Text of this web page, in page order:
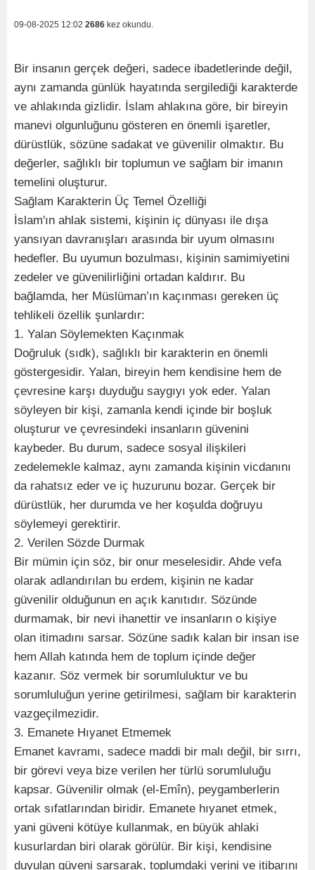
09-08-2025 12:02 2686 kez okundu.
Bir insanın gerçek değeri, sadece ibadetlerinde değil,
aynı zamanda günlük hayatında sergilediği karakterde
ve ahlakında gizlidir. İslam ahlakına göre, bir bireyin
manevi olgunluğunu gösteren en önemli işaretler,
dürüstlük, sözüne sadakat ve güvenilir olmaktır. Bu
değerler, sağlıklı bir toplumun ve sağlam bir imanın
temelini oluşturur.
Sağlam Karakterin Üç Temel Özelliği
İslam'ın ahlak sistemi, kişinin iç dünyası ile dışa
yansıyan davranışları arasında bir uyum olmasını
hedefler. Bu uyumun bozulması, kişinin samimiyetini
zedeler ve güvenilirliğini ortadan kaldırır. Bu
bağlamda, her Müslüman’ın kaçınması gereken üç
tehlikeli özellik şunlardır:
1. Yalan Söylemekten Kaçınmak
Doğruluk (sıdk), sağlıklı bir karakterin en önemli
göstergesidir. Yalan, bireyin hem kendisine hem de
çevresine karşı duyduğu saygıyı yok eder. Yalan
söyleyen bir kişi, zamanla kendi içinde bir boşluk
oluşturur ve çevresindeki insanların güvenini
kaybeder. Bu durum, sadece sosyal ilişkileri
zedelemekle kalmaz, aynı zamanda kişinin vicdanını
da rahatsız eder ve iç huzurunu bozar. Gerçek bir
dürüstlük, her durumda ve her koşulda doğruyu
söylemeyi gerektirir.
2. Verilen Sözde Durmak
Bir mümin için söz, bir onur meselesidir. Ahde vefa
olarak adlandırılan bu erdem, kişinin ne kadar
güvenilir olduğunun en açık kanıtıdır. Sözünde
durmamak, bir nevi ihanettir ve insanların o kişiye
olan itimadını sarsar. Sözüne sadık kalan bir insan ise
hem Allah katında hem de toplum içinde değer
kazanır. Söz vermek bir sorumluluktur ve bu
sorumluluğun yerine getirilmesi, sağlam bir karakterin
vazgeçilmezidir.
3. Emanete Hıyanet Etmemek
Emanet kavramı, sadece maddi bir malı değil, bir sırrı,
bir görevi veya bize verilen her türlü sorumluluğu
kapsar. Güvenilir olmak (el-Emîn), peygamberlerin
ortak sıfatlarından biridir. Emanete hıyanet etmek,
yani güveni kötüye kullanmak, en büyük ahlaki
kusurlardan biri olarak görülür. Bir kişi, kendisine
duyulan güveni sarsarak, toplumdaki yerini ve itibarını